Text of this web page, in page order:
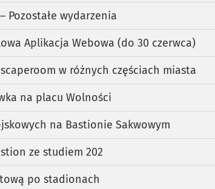
Pozostałe wydarzenia
Aplikacja Webowa (do 30 czerwca)
w różnych częściach miasta
na placu Wolności
na Bastionie Sakwowym
ze studiem 202
po stadionach